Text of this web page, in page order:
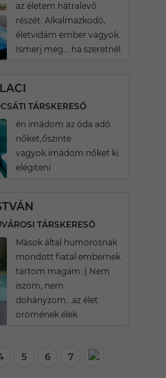
az életem hátralevő
részét. Alkalmazkodó,
életvidám ember vagyok.
Ismerj meg... ha szeretnél.
LACI
TÁRSKERESŐ
én imádom az óda adó
nőket,őszinte
vagyok.imádom nőket ki
elégiteni
TÁRSKERESŐ
Mások által humorosnak
mondott fiatal embernek
tartom magam :) Nem
iszom, nem
dohányzom...az élet
örömének élek.
5 6 7